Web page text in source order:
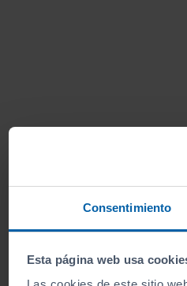
Consentimiento
Esta página web usa